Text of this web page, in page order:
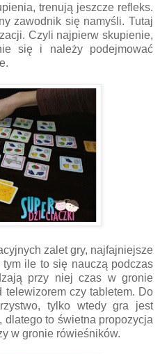
trenują jeszcze refleks.
zawodnik się namyśli. Tutaj
Czyli najpierw skupienie,
się i należy podejmować
zalet gry, najfajniejsze
ile to się nauczą podczas
przy niej czas w gronie
telewizorem czy tabletem. Do
tylko wtedy gra jest
dlatego to świetna propozycja
w gronie rówieśników.